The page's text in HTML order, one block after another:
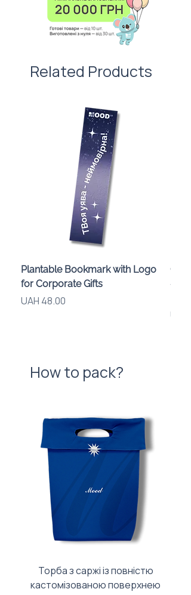
першого враження!
Related Products
Plantable Bookmark with Logo
for Corporate Gifts
Price
UAH 48.00
Price
UAH
How to pack?
Торба з саржі із повністю
кастомізованою поверхнею